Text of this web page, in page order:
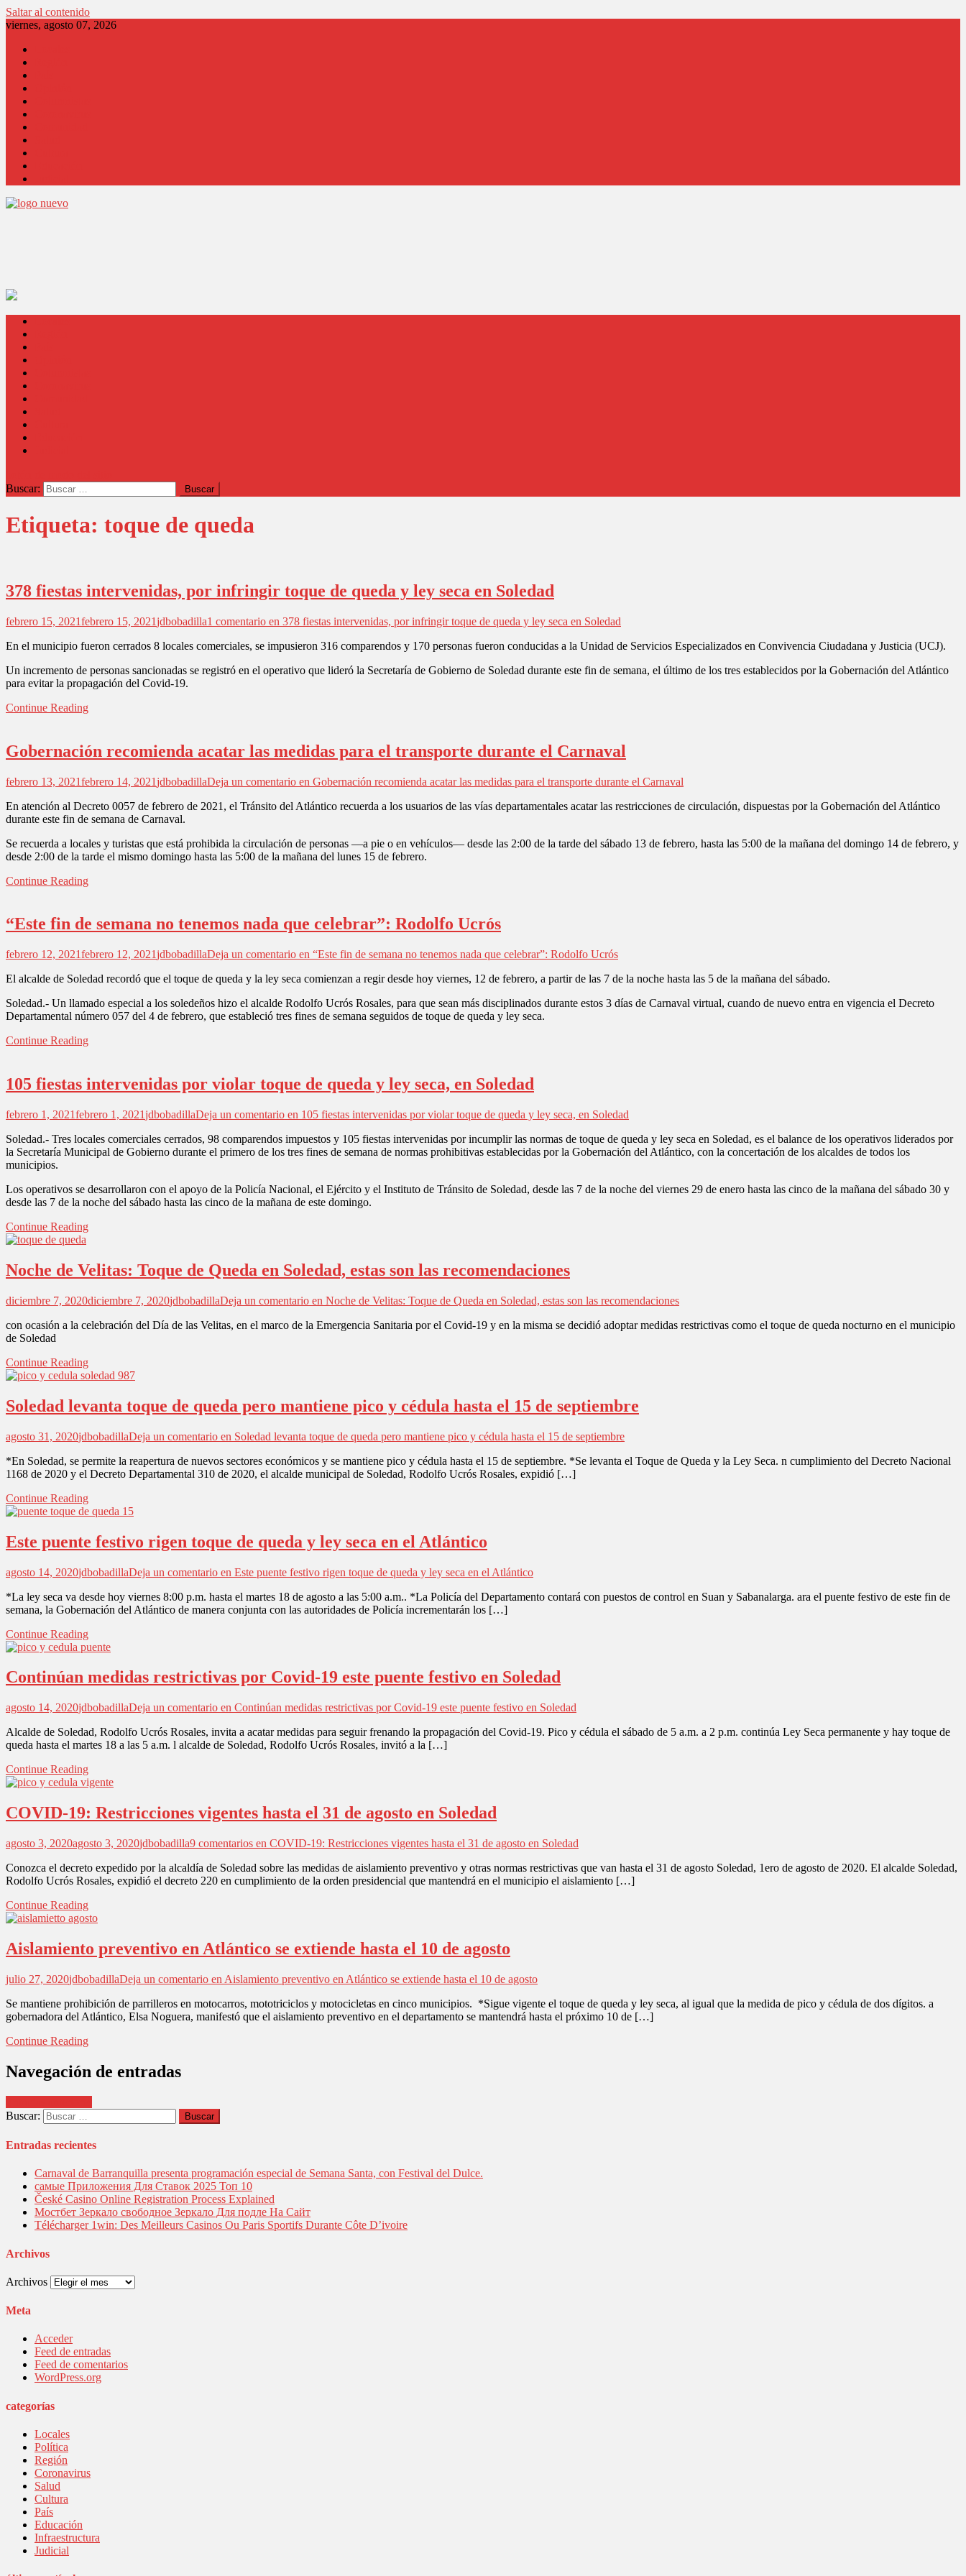
Saltar al contenido
viernes, agosto 07, 2026
Buscar:
Etiqueta: toque de queda
378 fiestas intervenidas, por infringir toque de queda y ley seca en Soledad
febrero 15, 2021febrero 15, 2021jdbobadilla1 comentario en 378 fiestas intervenidas, por infringir toque de queda y ley seca en Soledad
En el municipio fueron cerrados 8 locales comerciales, se impusieron 316 comparendos y 170 personas fueron conducidas a la Unidad de Servicios Especializados en Convivencia Ciudadana y Justicia (UCJ).
Un incremento de personas sancionadas se registró en el operativo que lideró la Secretaría de Gobierno de Soledad durante este fin de semana, el último de los tres establecidos por la Gobernación del Atlántico
para evitar la propagación del Covid-19.
Continue Reading
Gobernación recomienda acatar las medidas para el transporte durante el Carnaval
febrero 13, 2021febrero 14, 2021jdbobadillaDeja un comentario en Gobernación recomienda acatar las medidas para el transporte durante el Carnaval
En atención al Decreto 0057 de febrero de 2021, el Tránsito del Atlántico recuerda a los usuarios de las vías departamentales acatar las restricciones de circulación, dispuestas por la Gobernación del Atlántico
durante este fin de semana de Carnaval.
Se recuerda a locales y turistas que está prohibida la circulación de personas —a pie o en vehículos— desde las 2:00 de la tarde del sábado 13 de febrero, hasta las 5:00 de la mañana del domingo 14 de febrero, y
desde 2:00 de la tarde el mismo domingo hasta las 5:00 de la mañana del lunes 15 de febrero.
Continue Reading
“Este fin de semana no tenemos nada que celebrar”: Rodolfo Ucrós
febrero 12, 2021febrero 12, 2021jdbobadillaDeja un comentario en “Este fin de semana no tenemos nada que celebrar”: Rodolfo Ucrós
El alcalde de Soledad recordó que el toque de queda y la ley seca comienzan a regir desde hoy viernes, 12 de febrero, a partir de las 7 de la noche hasta las 5 de la mañana del sábado.
Soledad.- Un llamado especial a los soledeños hizo el alcalde Rodolfo Ucrós Rosales, para que sean más disciplinados durante estos 3 días de Carnaval virtual, cuando de nuevo entra en vigencia el Decreto
Departamental número 057 del 4 de febrero, que estableció tres fines de semana seguidos de toque de queda y ley seca.
Continue Reading
105 fiestas intervenidas por violar toque de queda y ley seca, en Soledad
febrero 1, 2021febrero 1, 2021jdbobadillaDeja un comentario en 105 fiestas intervenidas por violar toque de queda y ley seca, en Soledad
Soledad.- Tres locales comerciales cerrados, 98 comparendos impuestos y 105 fiestas intervenidas por incumplir las normas de toque de queda y ley seca en Soledad, es el balance de los operativos liderados por
la Secretaría Municipal de Gobierno durante el primero de los tres fines de semana de normas prohibitivas establecidas por la Gobernación del Atlántico, con la concertación de los alcaldes de todos los
municipios.
Los operativos se desarrollaron con el apoyo de la Policía Nacional, el Ejército y el Instituto de Tránsito de Soledad, desde las 7 de la noche del viernes 29 de enero hasta las cinco de la mañana del sábado 30 y
desde las 7 de la noche del sábado hasta las cinco de la mañana de este domingo.
Continue Reading
Noche de Velitas: Toque de Queda en Soledad, estas son las recomendaciones
diciembre 7, 2020diciembre 7, 2020jdbobadillaDeja un comentario en Noche de Velitas: Toque de Queda en Soledad, estas son las recomendaciones
con ocasión a la celebración del Día de las Velitas, en el marco de la Emergencia Sanitaria por el Covid-19 y en la misma se decidió adoptar medidas restrictivas como el toque de queda nocturno en el municipio
de Soledad
Continue Reading
Soledad levanta toque de queda pero mantiene pico y cédula hasta el 15 de septiembre
agosto 31, 2020jdbobadillaDeja un comentario en Soledad levanta toque de queda pero mantiene pico y cédula hasta el 15 de septiembre
*En Soledad, se permite la reapertura de nuevos sectores económicos y se mantiene pico y cédula hasta el 15 de septiembre. *Se levanta el Toque de Queda y la Ley Seca. n cumplimiento del Decreto Nacional
1168 de 2020 y el Decreto Departamental 310 de 2020, el alcalde municipal de Soledad, Rodolfo Ucrós Rosales, expidió […]
Continue Reading
Este puente festivo rigen toque de queda y ley seca en el Atlántico
agosto 14, 2020jdbobadillaDeja un comentario en Este puente festivo rigen toque de queda y ley seca en el Atlántico
*La ley seca va desde hoy viernes 8:00 p.m. hasta el martes 18 de agosto a las 5:00 a.m.. *La Policía del Departamento contará con puestos de control en Suan y Sabanalarga. ara el puente festivo de este fin de
semana, la Gobernación del Atlántico de manera conjunta con las autoridades de Policía incrementarán los […]
Continue Reading
Continúan medidas restrictivas por Covid-19 este puente festivo en Soledad
agosto 14, 2020jdbobadillaDeja un comentario en Continúan medidas restrictivas por Covid-19 este puente festivo en Soledad
Alcalde de Soledad, Rodolfo Ucrós Rosales, invita a acatar medidas para seguir frenando la propagación del Covid-19. Pico y cédula el sábado de 5 a.m. a 2 p.m. continúa Ley Seca permanente y hay toque de
queda hasta el martes 18 a las 5 a.m. l alcalde de Soledad, Rodolfo Ucrós Rosales, invitó a la […]
Continue Reading
COVID-19: Restricciones vigentes hasta el 31 de agosto en Soledad
agosto 3, 2020agosto 3, 2020jdbobadilla9 comentarios en COVID-19: Restricciones vigentes hasta el 31 de agosto en Soledad
Conozca el decreto expedido por la alcaldía de Soledad sobre las medidas de aislamiento preventivo y otras normas restrictivas que van hasta el 31 de agosto Soledad, 1ero de agosto de 2020. El alcalde Soledad,
Rodolfo Ucrós Rosales, expidió el decreto 220 en cumplimiento de la orden presidencial que mantendrá en el municipio el aislamiento […]
Continue Reading
Aislamiento preventivo en Atlántico se extiende hasta el 10 de agosto
julio 27, 2020jdbobadillaDeja un comentario en Aislamiento preventivo en Atlántico se extiende hasta el 10 de agosto
Se mantiene prohibición de parrilleros en motocarros, mototriciclos y motocicletas en cinco municipios. *Sigue vigente el toque de queda y ley seca, al igual que la medida de pico y cédula de dos dígitos. a
gobernadora del Atlántico, Elsa Noguera, manifestó que el aislamiento preventivo en el departamento se mantendrá hasta el próximo 10 de […]
Continue Reading
Navegación de entradas
Buscar:
Entradas recientes
Carnaval de Barranquilla presenta programación especial de Semana Santa, con Festival del Dulce.
самые Приложения Для Ставок 2025 Топ 10
České Casino Online Registration Process Explained
Мостбет Зеркало свободное Зеркало Для подле На Сайт
Télécharger 1win: Des Meilleurs Casinos Ou Paris Sportifs Durante Côte D’ivoire
Archivos
Archivos
Meta
Acceder
Feed de entradas
Feed de comentarios
WordPress.org
categorías
Locales
Política
Región
Coronavirus
Salud
Cultura
País
Educación
Infraestructura
Judicial